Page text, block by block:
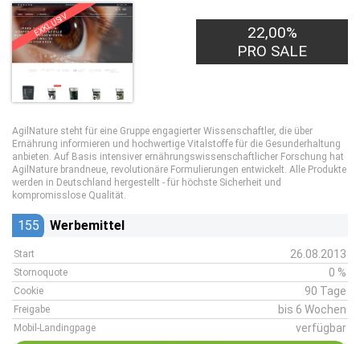
EXKLUSIV
22,00%
PRO SALE
AgilNature steht für eine Gruppe engagierter Wissenschaftler, die über
Ernährung informieren und hochwertige Vitalstoffe für die Gesunderhaltung
anbieten. Auf Basis intensiver ernährungswissenschaftlicher Forschung hat
AgilNature brandneue, revolutionäre Formulierungen entwickelt. Alle Produkte
werden in Deutschland hergestellt - für höchste Sicherheit und
kompromisslose Qualität.
155 Werbemittel
Start 26.08.2013
Stornoquote 0 %
Cookie 90 Tage
Freigabe bis 6 Wochen
Mobil-Landingpage verfügbar